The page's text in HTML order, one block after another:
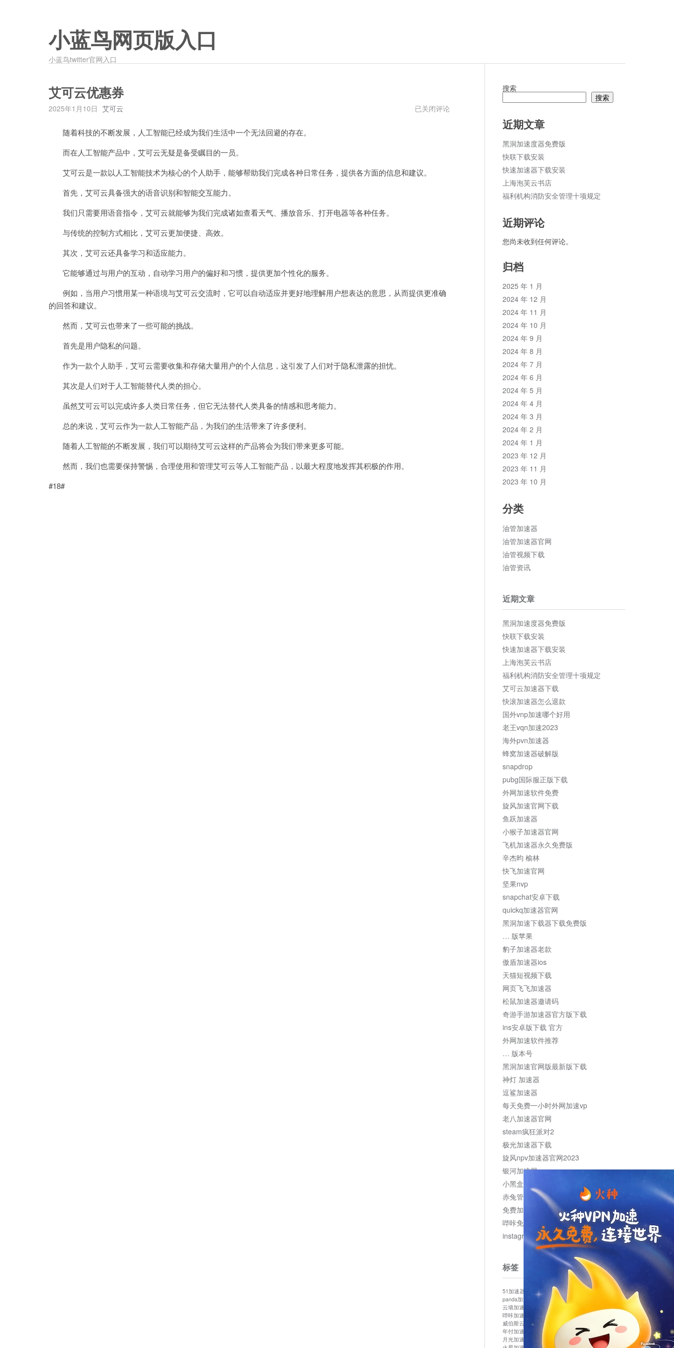
小蓝鸟网页版入口
小蓝鸟twitter官网入口
艾可云优惠券
2025年1月10日 艾可云
艾
已关闭评论
随着科技的不断发展，人工智能已经成为我们生活中一个无法回避的存在。
而在人工智能产品中，艾可云无疑是备受瞩目的一员。
艾可云是一款以人工智能技术为核心的个人助手，能够帮助我们完成各种日常任务，提供各方面的信息和建议。
首先，艾可云具备强大的语音识别和智能交互能力。
我们只需要用语音指令，艾可云就能够为我们完成诸如查看天气、播放音乐、打开电器等各种任务。
与传统的控制方式相比，艾可云更加便捷、高效。
其次，艾可云还具备学习和适应能力。
它能够通过与用户的互动，自动学习用户的偏好和习惯，提供更加个性化的服务。
例如，当用户习惯用某一种语境与艾可云交流时，它可以自动适应并更好地理解用户想表达的意思，从而提供更准确
的回答和建议。
然而，艾可云也带来了一些可能的挑战。
首先是用户隐私的问题。
作为一款个人助手，艾可云需要收集和存储大量用户的个人信息，这引发了人们对于隐私泄露的担忧。
其次是人们对于人工智能替代人类的担心。
虽然艾可云可以完成许多人类日常任务，但它无法替代人类具备的情感和思考能力。
总的来说，艾可云作为一款人工智能产品，为我们的生活带来了许多便利。
随着人工智能的不断发展，我们可以期待艾可云这样的产品将会为我们带来更多可能。
然而，我们也需要保持警惕，合理使用和管理艾可云等人工智能产品，以最大程度地发挥其积极的作用。
#18#
搜索
搜索
近期文章
黑洞加速度器免费版
快联下载安装
快速加速器下载安装
上海泡芙云书店
福利机构消防安全管理十项规定
近期评论
您尚未收到任何评论。
归档
2025 年 1 月
2024 年 12 月
2024 年 11 月
2024 年 10 月
2024 年 9 月
2024 年 8 月
2024 年 7 月
2024 年 6 月
2024 年 5 月
2024 年 4 月
2024 年 3 月
2024 年 2 月
2024 年 1 月
2023 年 12 月
2023 年 11 月
2023 年 10 月
分类
油管加速器
油管加速器官网
油管视频下载
油管资讯
近期文章
黑洞加速度器免费版
快联下载安装
快速加速器下载安装
上海泡芙云书店
福利机构消防安全管理十项规定
艾可云加速器下载
快滚加速器怎么退款
国外vnp加速哪个好用
老王vqn加速2023
海外pvn加速器
蜂窝加速器破解版
snapdrop
pubg国际服正版下载
外网加速软件免费
旋风加速官网下载
鱼跃加速器
小猴子加速器官网
飞机加速器永久免费版
辛杰昀 榆林
快飞加速官网
坚果nvp
snapchat安卓下载
quickq加速器官网
黑洞加速下载器下载免费版
… 版苹果
豹子加速器老款
傲盾加速器ios
天猫短视频下载
网页飞飞加速器
松鼠加速器邀请码
奇游手游加速器官方版下载
ins安卓版下载 官方
外网加速软件推荐
… 版本号
黑洞加速官网版最新版下载
神灯 加速器
逗鲨加速器
每天免费一小时外网加速vp
老八加速器官网
steam疯狂派对2
极光加速器下载
旋风npv加速器官网2023
银河加速器
小黑盒加速器加速
赤兔管理平台
免费加速器
哔咔免费加速服务器
instagram网页版登录入口
标签
51加速器 bitznet hidecat i7加速器
kuai500
panda加速器
snap加速器 vp加速器
中信加速器
云墙加速器
云速加速器
哔咔加速器
哔咔哔咔加速器 喵云 回锅肉加速器
威伯斯云
小明加速器 小蓝鸟加速器
布谷vp加速器
年付加速器
心阶云 快连 怎么上外网
易飞加速器
月光加速器
机场加速器 松果云 梯子加速器